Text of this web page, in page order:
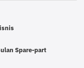
Spare-part